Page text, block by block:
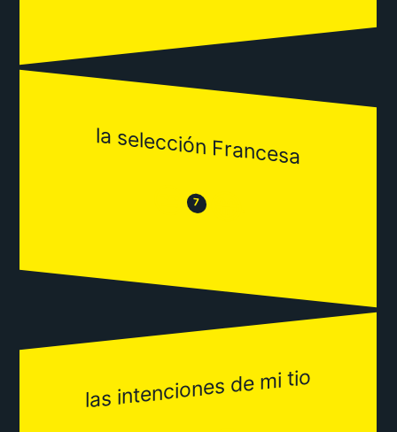
la selección Francesa
😒 7 😂
las intenciones de mi tio